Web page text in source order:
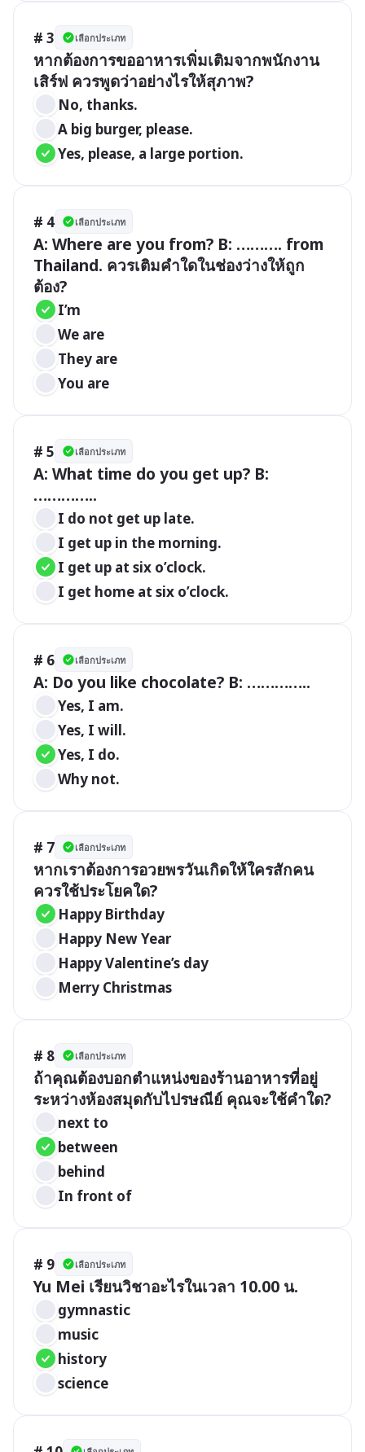
# 3 เลือกประเภท
หากต้องการขออาหารเพิ่มเติมจากพนักงาน
เสิร์ฟ ควรพูดว่าอย่างไรให้สุภาพ?
No, thanks.
A big burger, please.
Yes, please, a large portion.
# 4 เลือกประเภท
A: Where are you from? B: ………. from
Thailand. ควรเติมคำใดในช่องว่างให้ถูก
ต้อง?
I’m
We are
They are
You are
# 5 เลือกประเภท
A: What time do you get up? B:
…………..
I do not get up late.
I get up in the morning.
I get up at six o’clock.
I get home at six o’clock.
# 6 เลือกประเภท
A: Do you like chocolate? B: …………..
Yes, I am.
Yes, I will.
Yes, I do.
Why not.
# 7 เลือกประเภท
หากเราต้องการอวยพรวันเกิดให้ใครสักคน
ควรใช้ประโยคใด?
Happy Birthday
Happy New Year
Happy Valentine’s day
Merry Christmas
# 8 เลือกประเภท
ถ้าคุณต้องบอกตำแหน่งของร้านอาหารที่อยู่
ระหว่างห้องสมุดกับไปรษณีย์ คุณจะใช้คำใด?
next to
between
behind
In front of
# 9 เลือกประเภท
Yu Mei เรียนวิชาอะไรในเวลา 10.00 น.
gymnastic
music
history
science